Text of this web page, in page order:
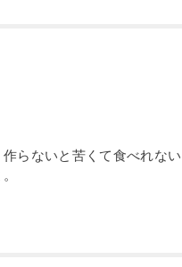
らないと苦くて食べれな